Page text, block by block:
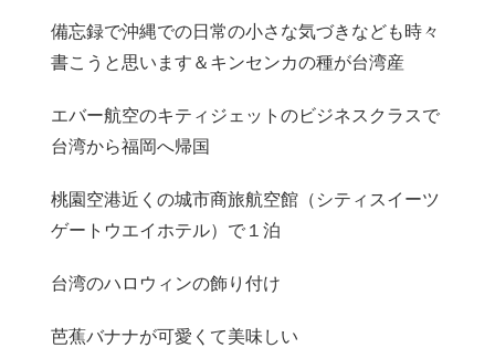
備忘録で沖縄での日常の小さな気づきなども時々
書こうと思います＆キンセンカの種が台湾産
エバー航空のキティジェットのビジネスクラスで
台湾から福岡へ帰国
桃園空港近くの城市商旅航空館（シティスイーツ
ゲートウエイホテル）で１泊
台湾のハロウィンの飾り付け
芭蕉バナナが可愛くて美味しい